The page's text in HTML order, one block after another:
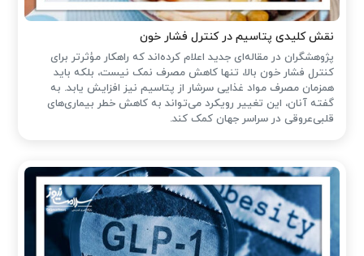
نقش کلیدی پتاسیم در کنترل فشار خون
پژوهشگران در مقاله‌ای جدید اعلام کرده‌اند که راهکار مؤثرتر برای
کنترل فشار خون بالا، تنها کاهش مصرف نمک نیست، بلکه باید
همزمان مصرف مواد غذایی سرشار از پتاسیم نیز افزایش یابد. به
گفته آنان، این تغییر رویکرد می‌تواند به کاهش خطر بیماری‌های
قلبی‌عروقی در سراسر جهان کمک کند.